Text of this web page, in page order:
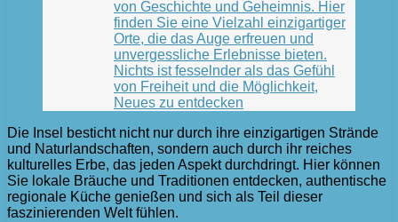
von Geschichte und Geheimnis. Hier
finden Sie eine Vielzahl einzigartiger
Orte, die das Auge erfreuen und
unvergessliche Erlebnisse bieten.
Nichts ist fesselnder als das Gefühl
von Freiheit und die Möglichkeit,
Neues zu entdecken
Die Insel besticht nicht nur durch ihre einzigartigen Strände
und Naturlandschaften, sondern auch durch ihr reiches
kulturelles Erbe, das jeden Aspekt durchdringt. Hier können
Sie lokale Bräuche und Traditionen entdecken, authentische
regionale Küche genießen und sich als Teil dieser
faszinierenden Welt fühlen.